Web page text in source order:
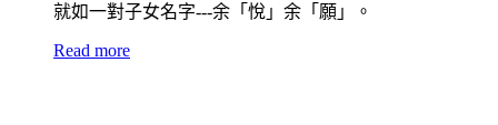
就如一對子女名字---余「悅」余「願」。
Read more